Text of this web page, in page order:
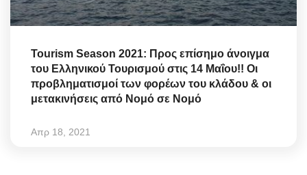
Tourism Season 2021: Προς επίσημο άνοιγμα
του Ελληνικού Τουρισμού στις 14 Μαΐου!! Οι
προβληματισμοί των φορέων του κλάδου & οι
μετακινήσεις από Νομό σε Νομό
Απρ 18, 2021